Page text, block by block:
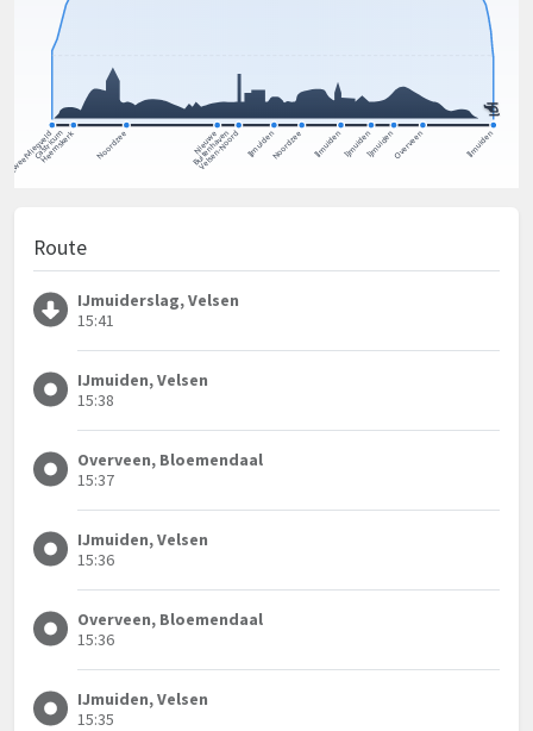
Route
IJmuiderslag, Velsen
15:41
IJmuiden, Velsen
15:38
Overveen, Bloemendaal
15:37
IJmuiden, Velsen
15:36
Overveen, Bloemendaal
15:36
IJmuiden, Velsen
15:35